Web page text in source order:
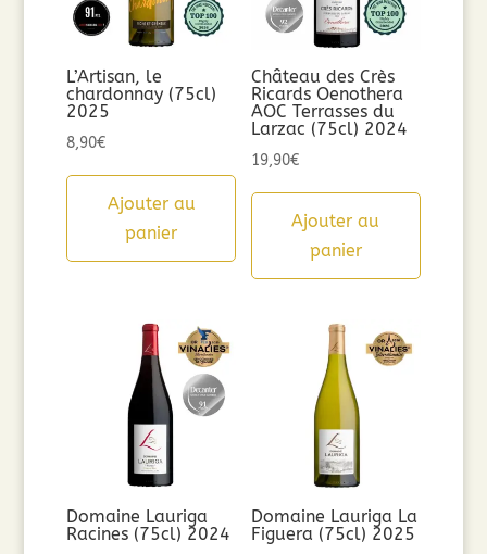
L’Artisan, le
chardonnay (75cl)
2025
8,90€
Ajouter au
panier
Château des Crès
Ricards Oenothera
AOC Terrasses du
Larzac (75cl) 2024
19,90€
Ajouter au
panier
Domaine Lauriga
Racines (75cl) 2024
Domaine Lauriga La
Figuera (75cl) 2025